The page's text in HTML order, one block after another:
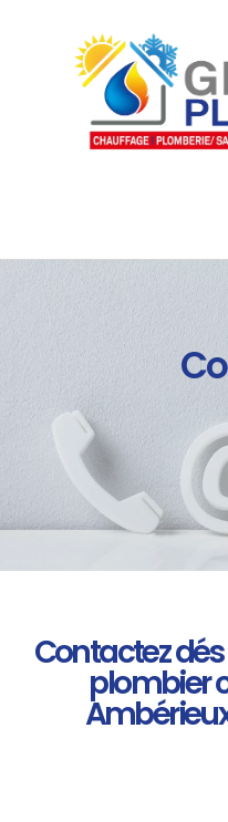
Contactez
plombier